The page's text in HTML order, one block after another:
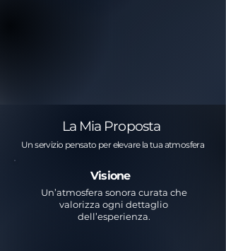
La Mia Proposta
Un servizio pensato per elevare la tua atmosfera
Visione
Un’atmosfera sonora curata che
valorizza ogni dettaglio
dell’esperienza.